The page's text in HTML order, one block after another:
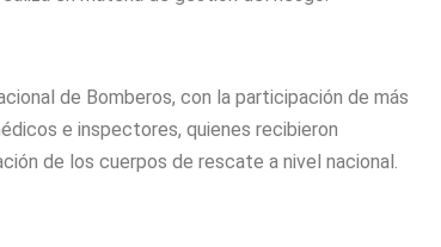
de Bomberos, con la participación de más
e inspectores, quienes recibieron
de los cuerpos de rescate a nivel nacional.